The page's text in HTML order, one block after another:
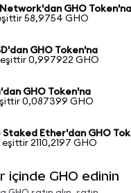
GHO Token'na
58,9754 GHO
GHO Token'na
eşittir 0,997922 GHO
GHO Token'na
0,087399 GHO
Staked Ether'dan GHO
eşittir 2110,2197 GHO
içinde GHO edinin